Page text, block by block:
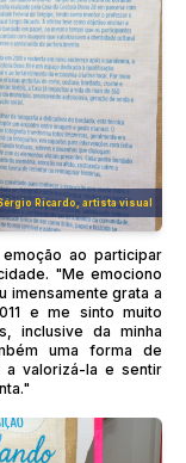
Ricardo, artista visual
ao participar
"Me emociono
imensamente grata a
e me sinto muito
inclusive da minha
uma forma de
a valorizá-la e sentir